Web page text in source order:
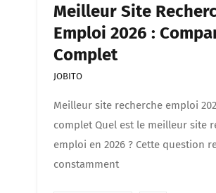
Meilleur Site
Emploi 2026 :
Complet
JOBITO
Meilleur site recherche emploi
complet Quel est le meilleur site
emploi en 2026 ? Cette question
constamment